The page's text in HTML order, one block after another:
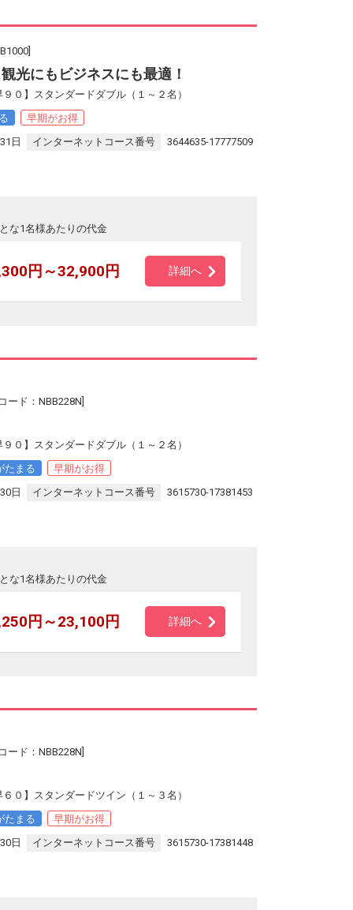
光にもビジネスにも最適！
０】スタンダードダブル（１～２名）
早期がお得
日 インターネットコース番号 3644635-17777509
な1名様あたりの代金
円～32,900円 詳細へ
ード：NBB228N]
０】スタンダードダブル（１～２名）
たまる
早期がお得
日 インターネットコース番号 3615730-17381453
な1名様あたりの代金
円～23,100円 詳細へ
ード：NBB228N]
０】スタンダードツイン（１～３名）
たまる
早期がお得
日 インターネットコース番号 3615730-17381448